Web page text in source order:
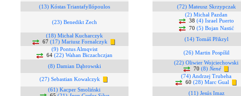
(13) Kóstas Triantafyllópoulos
(72) Mateusz Skrzypczak
(23) Benedikt Zech
(2) Michał Pazdan
38 (4) Israel Puerto
70 (5) Bojan Nastić
(18) Michał Kucharczyk
67 (17) Mariusz Fornalczyk
(14) Tomáš Přikryl
(9) Pontus Almqvist
64 (22) Wahan Biczachczjan (26) Martin Pospíšil
(8) Damian Dąbrowski
(22) Oliwier Wojciechowski
70 (8) Nené
(27) Sebastian Kowalczyk
(74) Andrzej Trubeha
60 (28) Marc Gual
(61) Kacper Smoliński
(11) Jesús Imaz